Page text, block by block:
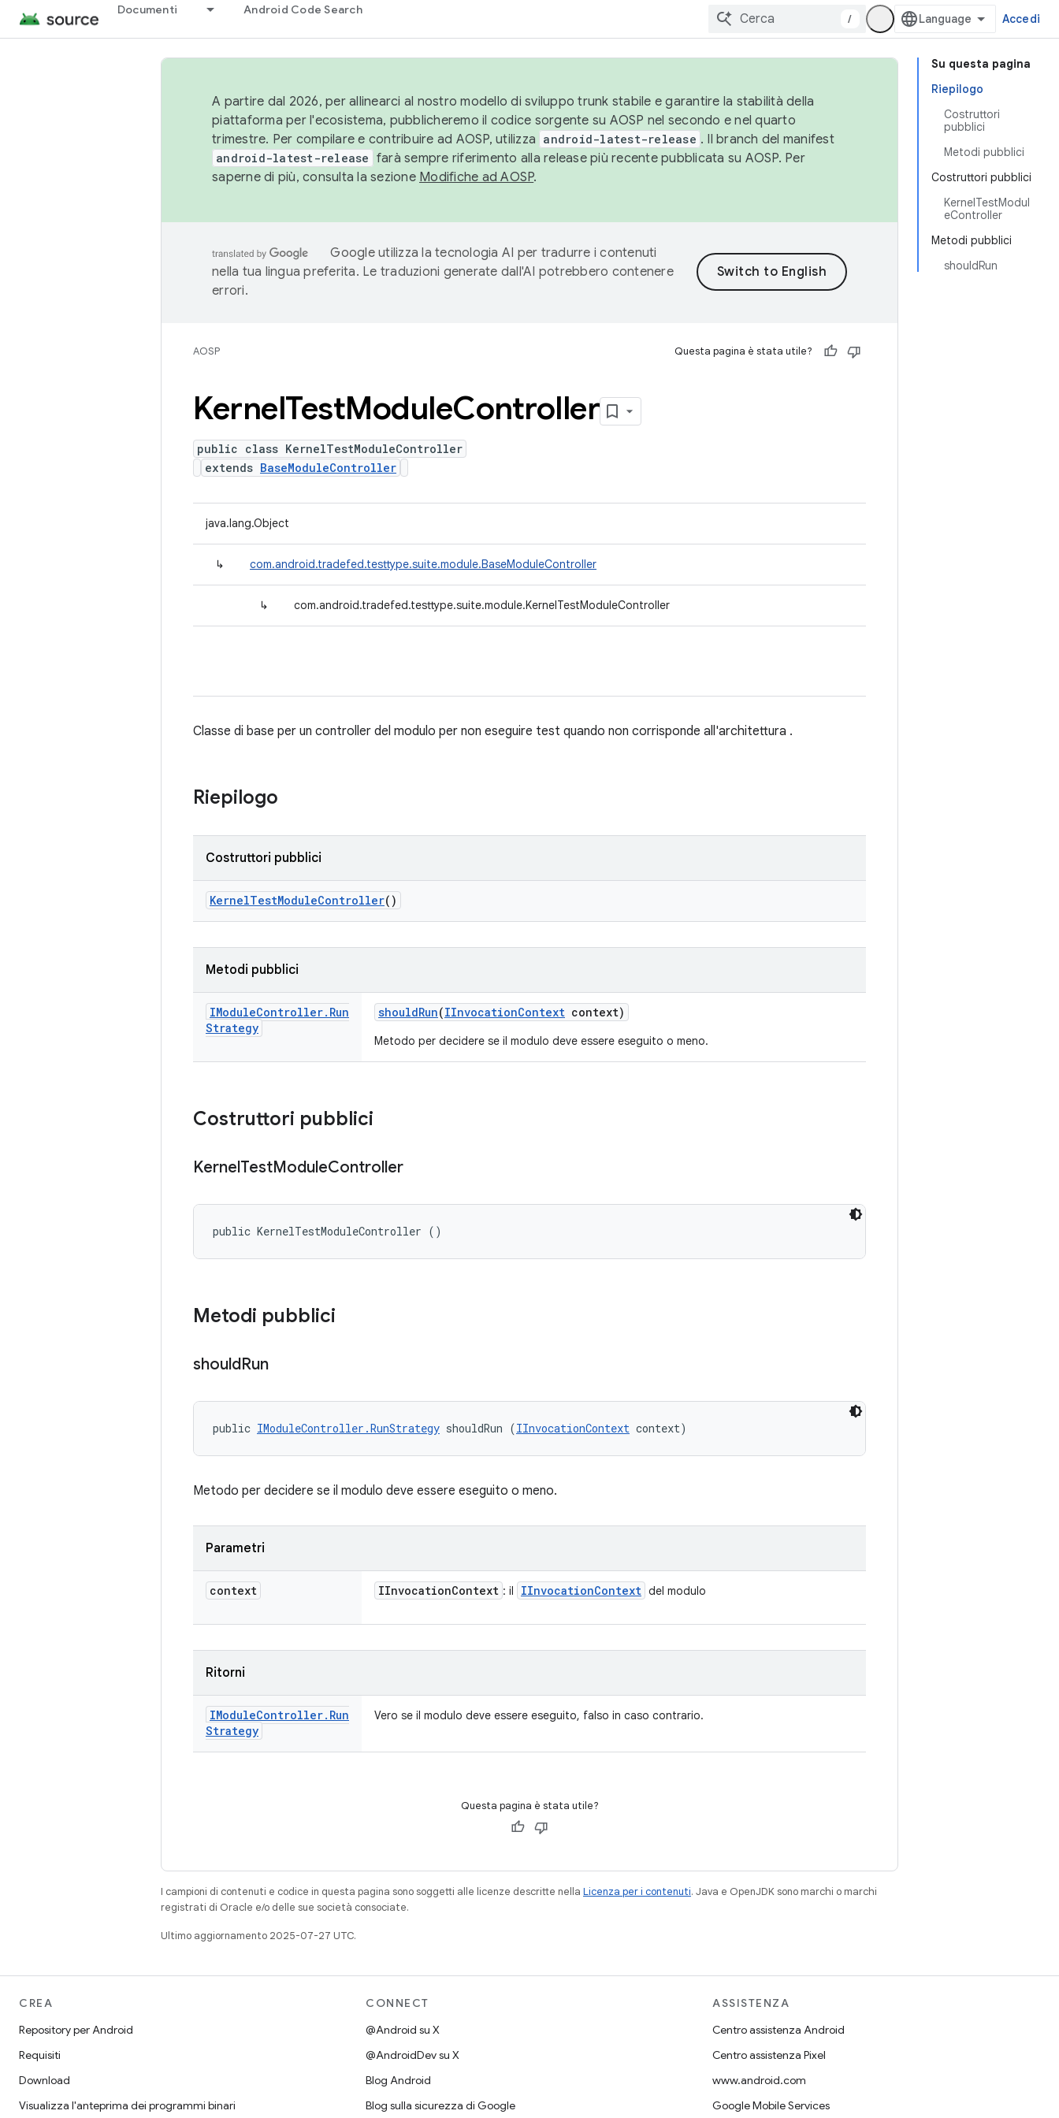
Documenti Android Code Search
/ Accedi
Su questa pagina
Riepilogo
Costruttori
pubblici
Metodi pubblici
Costruttori pubblici
KernelTestModul
eController
Metodi pubblici
shouldRun
A partire dal 2026, per allinearci al nostro modello di sviluppo trunk stabile e garantire la stabilità della
piattaforma per l'ecosistema, pubblicheremo il codice sorgente su AOSP nel secondo e nel quarto
trimestre. Per compilare e contribuire ad AOSP, utilizza android-latest-release . Il branch del manifest
android-latest-release farà sempre riferimento alla release più recente pubblicata su AOSP. Per
saperne di più, consulta la sezione Modifiche ad AOSP.
Google utilizza la tecnologia AI per tradurre i contenuti
nella tua lingua preferita. Le traduzioni generate dall'AI potrebbero contenere
errori.
AOSP Questa pagina è stata utile?
KernelTestModuleController
public class KernelTestModuleController
extends BaseModuleController
java.lang.Object
↳ com.android.tradefed.testtype.suite.module.BaseModuleController
↳ com.android.tradefed.testtype.suite.module.KernelTestModuleController
Classe di base per un controller del modulo per non eseguire test quando non corrisponde all'architettura .
Riepilogo
Costruttori pubblici
KernelTestModuleController()
Metodi pubblici
IModuleController. Run
Strategy
shouldRun(IInvocationContext context)
Metodo per decidere se il modulo deve essere eseguito o meno.
Costruttori pubblici
KernelTestModuleController
public KernelTestModuleController ()
Metodi pubblici
shouldRun
public IModuleController.RunStrategy shouldRun (IInvocationContext context)
Metodo per decidere se il modulo deve essere eseguito o meno.
Parametri
context IInvocationContext : il IInvocationContext del modulo
Ritorni
IModuleController. Run
Strategy
Vero se il modulo deve essere eseguito, falso in caso contrario.
Questa pagina è stata utile?
I campioni di contenuti e codice in questa pagina sono soggetti alle licenze descritte nella Licenza per i contenuti. Java e OpenJDK sono marchi o marchi
registrati di Oracle e/o delle sue società consociate.
Ultimo aggiornamento 2025-07-27 UTC.
CREA
Repository per Android
Requisiti
Download
Visualizza l'anteprima dei programmi binari
CONNECT
@Android su X
@AndroidDev su X
Blog Android
Blog sulla sicurezza di Google
ASSISTENZA
Centro assistenza Android
Centro assistenza Pixel
www.android.com
Google Mobile Services